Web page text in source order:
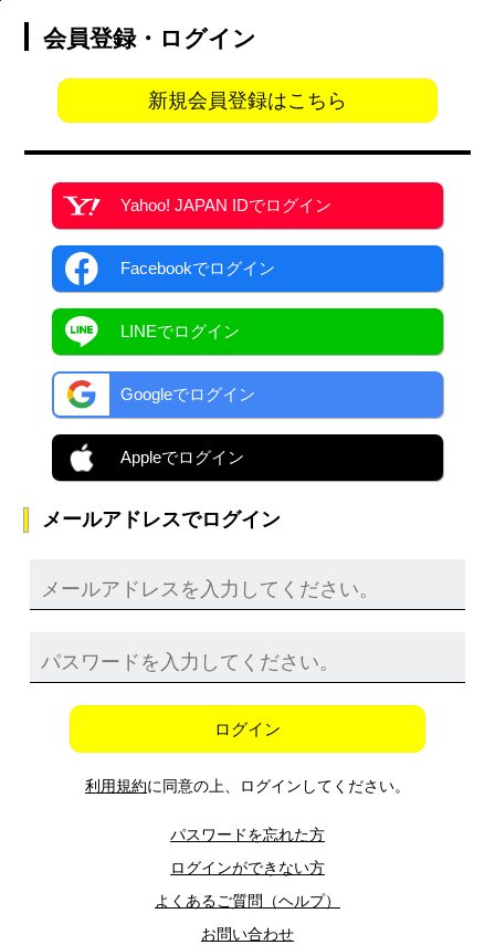
会員登録・ログイン
新規会員登録はこちら
Yahoo! JAPAN IDでログイン
Facebookでログイン
LINEでログイン
Googleでログイン
Appleでログイン
メールアドレスでログイン
ログイン
利用規約に同意の上、ログインしてください。
パスワードを忘れた方
ログインができない方
よくあるご質問（ヘルプ）
お問い合わせ